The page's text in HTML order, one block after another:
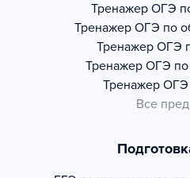
Тренажер ОГЭ
Тренажер ОГЭ по
Тренажер ОГЭ
Тренажер ОГЭ по
Тренажер ОГЭ
Все